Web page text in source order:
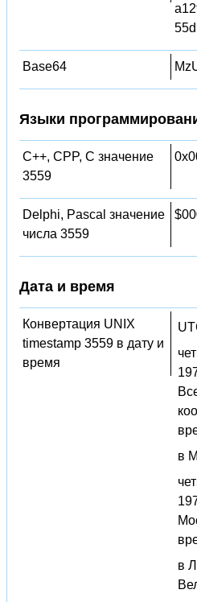
55d
Base64
Языки
C++, CPP, C значение
3559
Delphi, Pascal значение
числа 3559
Дата и время
Конвертация UNIX
timestamp 3559 в дату и
время
в
в